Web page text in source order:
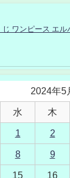
じ ワンピース エ
2024年5
水 木
1 2
8 9
15 16